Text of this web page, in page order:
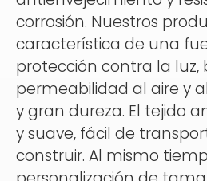
corrosión. Nuestros
característica de una
protección contra la luz,
permeabilidad al aire y
y gran dureza. El tejido
y suave, fácil de
construir. Al mismo